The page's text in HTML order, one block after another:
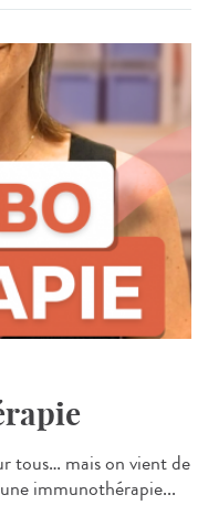
tous… mais on vient de
immunothérapie...